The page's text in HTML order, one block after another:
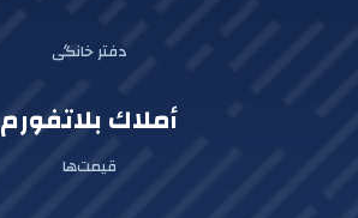
دفتر خانگی
أملاك بلاتفورم
قیمت‌ها